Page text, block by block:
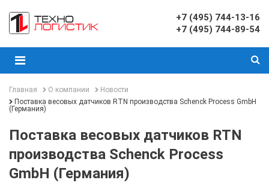
+7 (495) 744-13-16
+7 (495) 744-89-54
Главная О компании
Новости
Поставка весовых датчиков RTN производства Schenck Process GmbH
(Германия)
Поставка весовых датчиков RTN
производства Schenck Process
GmbH (Германия)